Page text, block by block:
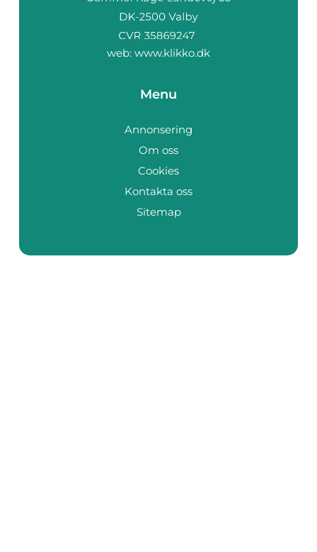
web: www.klikko.dk
Menu
Annonsering
Om oss
Cookies
Kontakta oss
Sitemap